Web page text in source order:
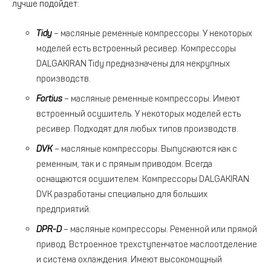
лучше подойдет:
Tidy – масляные ременные компрессоры. У некоторых
моделей есть встроенный ресивер. Компрессоры
DALGAKIRAN Tidy предназначены для некрупных
производств.
Fortius – масляные ременные компрессоры. Имеют
встроенный осушитель. У некоторых моделей есть
ресивер. Подходят для любых типов производств.
DVK– масляные компрессоры. Выпускаются как с
ременным, так и с прямым приводом. Всегда
оснащаются осушителем. Компрессоры DALGAKIRAN
DVK разработаны специально для больших
предприятий.
DPR-D – масляные компрессоры. Ременной или прямой
привод. Встроенное трехступенчатое маслоотделение
и система охлаждения. Имеют высокомощный